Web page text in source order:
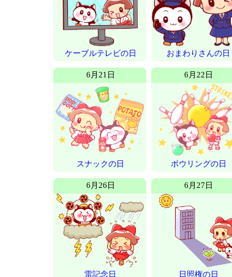
ケーブルテレビの日 おまわりさんの日
6月21日
スナックの日
6月22日
ボウリングの日
6月26日
雷記念日
6月27日
日照権の日